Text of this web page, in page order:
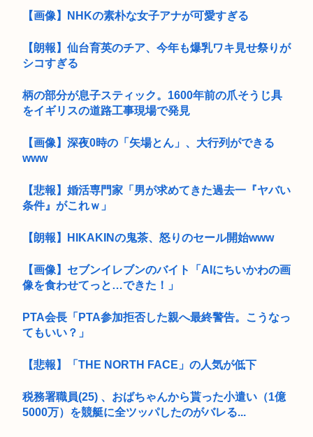
【画像】NHKの素朴な女子アナが可愛すぎる
【朗報】仙台育英のチア、今年も爆乳ワキ見せ祭りが
シコすぎる
柄の部分が息子スティック。1600年前の爪そうじ具
をイギリスの道路工事現場で発見
【画像】深夜0時の「矢場とん」、大行列ができる
www
【悲報】婚活専門家「男が求めてきた過去一『ヤバい
条件』がこれｗ」
【朗報】HIKAKINの鬼茶、怒りのセール開始www
【画像】セブンイレブンのバイト「AIにちいかわの画
像を食わせてっと…できた！」
PTA会長「PTA参加拒否した親へ最終警告。こうなっ
てもいい？」
【悲報】「THE NORTH FACE」の人気が低下
税務署職員(25) 、おばちゃんから貰った小遣い（1億
5000万）を競艇に全ツッパしたのがバレる...